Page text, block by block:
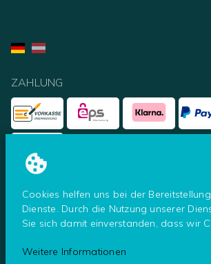
Cookies helfen uns bei der
Dienste. Durch die Nutzung unserer
Sie sich damit einverstanden, dass wir
Weitere Informationen
ZAHLUNG
UNSERE PARTNER